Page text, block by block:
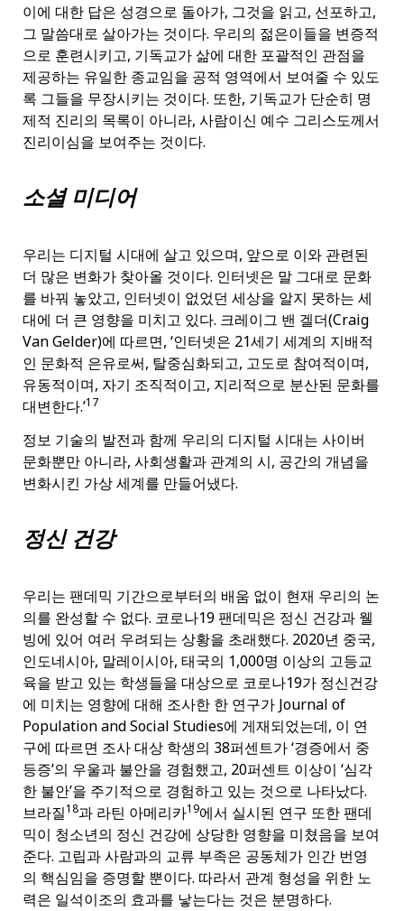
이에 대한 답은 성경으로 돌아가, 그것을 읽고, 선포하고,
그 말씀대로 살아가는 것이다. 우리의 젊은이들을 변증적
으로 훈련시키고, 기독교가 삶에 대한 포괄적인 관점을
제공하는 유일한 종교임을 공적 영역에서 보여줄 수 있도
록 그들을 무장시키는 것이다. 또한, 기독교가 단순히 명
제적 진리의 목록이 아니라, 사람이신 예수 그리스도께서
진리이심을 보여주는 것이다.
소셜 미디어
우리는 디지털 시대에 살고 있으며, 앞으로 이와 관련된
더 많은 변화가 찾아올 것이다. 인터넷은 말 그대로 문화
를 바꿔 놓았고, 인터넷이 없었던 세상을 알지 못하는 세
대에 더 큰 영향을 미치고 있다. 크레이그 밴 겔더(Craig
Van Gelder)에 따르면, ‘인터넷은 21세기 세계의 지배적
인 문화적 은유로써, 탈중심화되고, 고도로 참여적이며,
유동적이며, 자기 조직적이고, 지리적으로 분산된 문화를
대변한다.’17
정보 기술의 발전과 함께 우리의 디지털 시대는 사이버
문화뿐만 아니라, 사회생활과 관계의 시, 공간의 개념을
변화시킨 가상 세계를 만들어냈다.
정신 건강
우리는 팬데믹 기간으로부터의 배움 없이 현재 우리의 논
의를 완성할 수 없다. 코로나19 팬데믹은 정신 건강과 웰
빙에 있어 여러 우려되는 상황을 초래했다. 2020년 중국,
인도네시아, 말레이시아, 태국의 1,000명 이상의 고등교
육을 받고 있는 학생들을 대상으로 코로나19가 정신건강
에 미치는 영향에 대해 조사한 한 연구가 Journal of
Population and Social Studies에 게재되었는데, 이 연
구에 따르면 조사 대상 학생의 38퍼센트가 ‘경증에서 중
등증’의 우울과 불안을 경험했고, 20퍼센트 이상이 ‘심각
한 불안’을 주기적으로 경험하고 있는 것으로 나타났다.
브라질18과 라틴 아메리카19에서 실시된 연구 또한 팬데
믹이 청소년의 정신 건강에 상당한 영향을 미쳤음을 보여
준다. 고립과 사람과의 교류 부족은 공동체가 인간 번영
의 핵심임을 증명할 뿐이다. 따라서 관계 형성을 위한 노
력은 일석이조의 효과를 낳는다는 것은 분명하다.